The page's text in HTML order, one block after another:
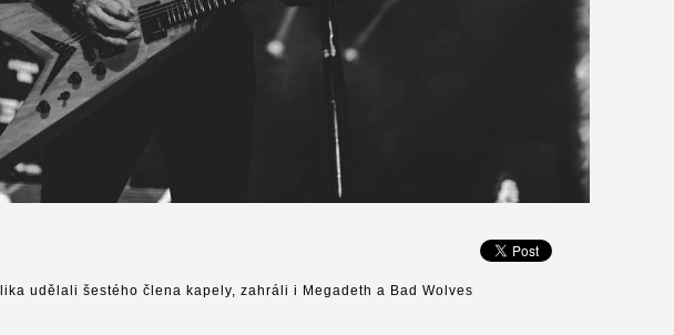
udělali šestého člena kapely, zahráli i Megadeth a Bad Wolves